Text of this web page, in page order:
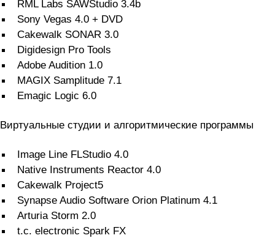
RML Labs SAWStudio 3.4b
Sony Vegas 4.0 + DVD
Cakewalk SONAR 3.0
Digidesign Pro Tools
Adobe Audition 1.0
MAGIX Samplitude 7.1
Emagic Logic 6.0
Виртуальные студии и алгоритмические программы
Image Line FLStudio 4.0
Native Instruments Reactor 4.0
Cakewalk Project5
Synapse Audio Software Orion Platinum 4.1
Arturia Storm 2.0
t.c. electronic Spark FX